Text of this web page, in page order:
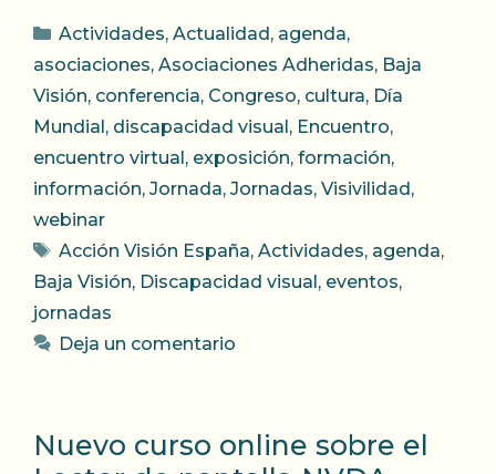
Categorías
Actividades, Actualidad , agenda,
asociaciones, Asociaciones Adheridas, Baja
Visión, conferencia, Congreso, cultura, Día
Mundial , discapacidad visual , Encuentro,
encuentro virtual , exposición, formación,
información, Jornada, Jornadas, Visivilidad ,
webinar
Etiquetas
Acción Visión España, Actividades, agenda,
Baja Visión, Discapacidad visual , eventos,
jornadas
Deja un comentario
Nuevo curso online sobre el